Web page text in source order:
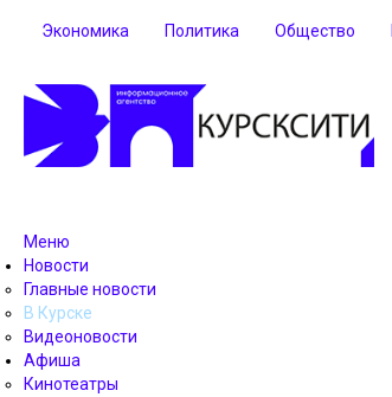
Экономика Политика Общество
Меню
Новости
Главные новости
В Курске
Видеоновости
Афиша
Кинотеатры